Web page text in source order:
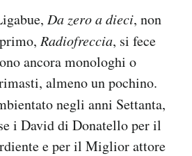
Da zero a dieci, non
Radiofreccia, si fece
ancora monologhi o
almeno un pochino.
negli anni Settanta,
i David di Donatello per il
e per il Miglior attore